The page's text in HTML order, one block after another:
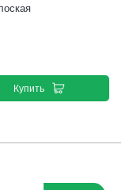
Купить